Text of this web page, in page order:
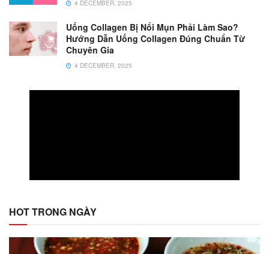
4 DECEMBER, 2025
Uống Collagen Bị Nổi Mụn Phải Làm Sao?
Hướng Dẫn Uống Collagen Đúng Chuẩn Từ
Chuyên Gia
4 DECEMBER, 2025
HOT TRONG NGÀY